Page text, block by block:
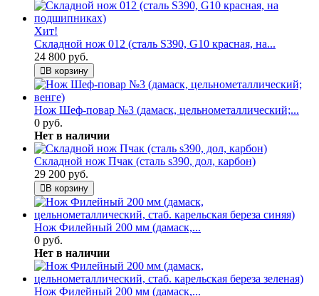
Хит!
Складной нож 012 (сталь S390, G10 красная, на...
24 800 руб.
В корзину
Нож Шеф-повар №3 (дамаск, цельнометаллический;...
0 руб.
Нет в наличии
Складной нож Пчак (сталь s390, дол, карбон)
29 200 руб.
В корзину
Нож Филейный 200 мм (дамаск,...
0 руб.
Нет в наличии
Нож Филейный 200 мм (дамаск,...